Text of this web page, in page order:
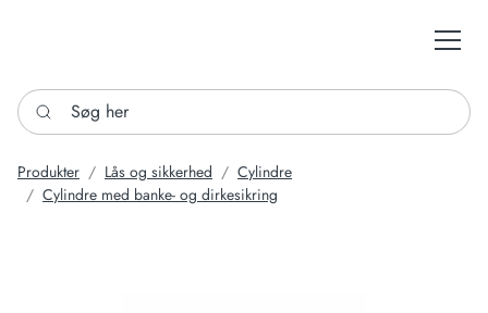
Søg her
Produkter Lås og sikkerhed
Cylindre
Cylindre med banke- og dirkesikring